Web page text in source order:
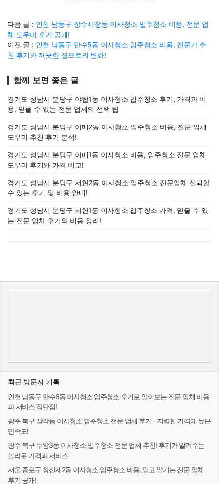
다음 글 : 인천 남동구 장수서창동 이사청소 입주청소 비용, 전문 업
체 도우미 후기 공개!
이전 글 : 인천 남동구 만수5동 이사청소 입주청소 비용, 전문가 추
천 후기와 깨끗한 집으로의 변화!
함께 보면 좋은 글
경기도 성남시 분당구 야탑1동 이사청소 입주청소 후기, 가격과 비
용, 믿을 수 있는 전문 업체의 선택 팁
경기도 성남시 분당구 이매2동 이사청소 입주청소 비용, 전문 업체
도우미 추천 후기 분석!
경기도 성남시 분당구 이매1동 이사청소 비용, 입주청소 전문 업체
도우미 후기와 가격 비교!
경기도 성남시 분당구 서현2동 이사청소 입주청소 전문업체 신뢰할
수 있는 후기 및 비용 안내!
경기도 성남시 분당구 서현1동 이사청소 입주청소 가격, 믿을 수 있
는 전문 업체 후기와 비용 정리!
최근 방문자 기록
인천 남동구 만수6동 이사청소 입주청소 후기로 알아보는 전문 업체 비용
과 서비스 장단점!
광주 북구 삼각동 이사청소 입주청소 전문 업체 후기 - 저렴한 가격에 높은
만족도!
광주 북구 두암3동 이사청소 입주청소 전문 업체 추천! 후기가 알려주는
놀라운 가격과 서비스
서울 종로구 창신제2동 이사청소 입주청소 비용, 믿고 맡기는 전문 업체
후기 공개!